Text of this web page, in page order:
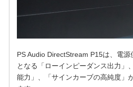
PS Audio DirectStream P15は、電源
となる「ローインピーダンス出力」
能力」、「サインカーブの高純度」